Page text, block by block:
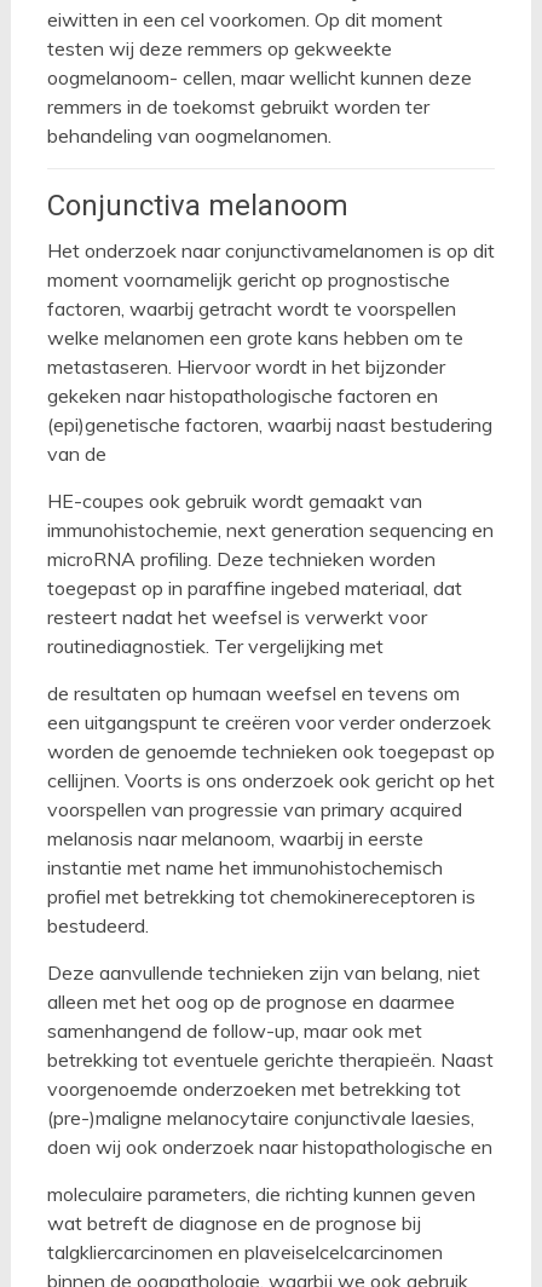
eiwitten in een cel voorkomen. Op dit moment
testen wij deze remmers op gekweekte
oogmelanoom- cellen, maar wellicht kunnen deze
remmers in de toekomst gebruikt worden ter
behandeling van oogmelanomen.
Conjunctiva melanoom
Het onderzoek naar conjunctivamelanomen is op dit
moment voornamelijk gericht op prognostische
factoren, waarbij getracht wordt te voorspellen
welke melanomen een grote kans hebben om te
metastaseren. Hiervoor wordt in het bijzonder
gekeken naar histopathologische factoren en
(epi)genetische factoren, waarbij naast bestudering
van de
HE-coupes ook gebruik wordt gemaakt van
immunohistochemie, next generation sequencing en
microRNA profiling. Deze technieken worden
toegepast op in paraffine ingebed materiaal, dat
resteert nadat het weefsel is verwerkt voor
routinediagnostiek. Ter vergelijking met
de resultaten op humaan weefsel en tevens om
een uitgangspunt te creëren voor verder onderzoek
worden de genoemde technieken ook toegepast op
cellijnen. Voorts is ons onderzoek ook gericht op het
voorspellen van progressie van primary acquired
melanosis naar melanoom, waarbij in eerste
instantie met name het immunohistochemisch
profiel met betrekking tot chemokinereceptoren is
bestudeerd.
Deze aanvullende technieken zijn van belang, niet
alleen met het oog op de prognose en daarmee
samenhangend de follow-up, maar ook met
betrekking tot eventuele gerichte therapieën. Naast
voorgenoemde onderzoeken met betrekking tot
(pre-)maligne melanocytaire conjunctivale laesies,
doen wij ook onderzoek naar histopathologische en
moleculaire parameters, die richting kunnen geven
wat betreft de diagnose en de prognose bij
talgkliercarcinomen en plaveiselcelcarcinomen
binnen de oogpathologie, waarbij we ook gebruik